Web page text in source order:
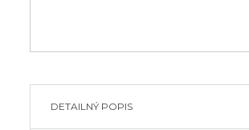
DETAILNÝ POPIS